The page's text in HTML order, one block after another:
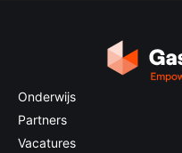
Onderwijs
Partners
Vacatures